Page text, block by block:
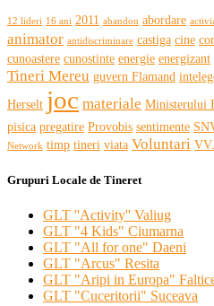
12 lideri 16 ani 2011 abandon abordare
animator antidiscriminare castiga cine
cunoastere cunostinte energie energizant
Tineri Mereu guvern Flamand
Herselt joc materiale Ministerului
pisica pregatire Provobis sentimente
Network timp tineri viata Voluntari
Grupuri Locale de Tineret
GLT ''Activity'' Valiug
GLT "4 Kids" Ciumarna
GLT "All for one" Daeni
GLT "Arcus" Resita
GLT "Aripi in Europa"
GLT "Cuceritorii" Suceava